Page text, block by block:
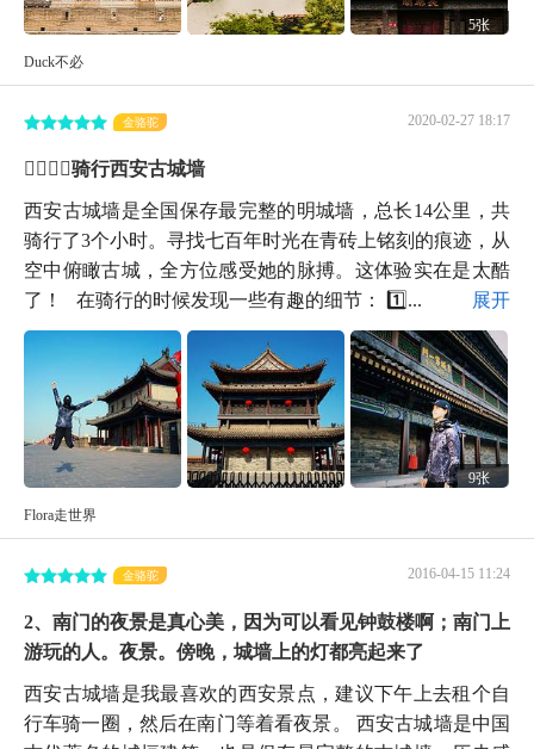
5张
Duck不必
2020-02-27 18:17
金骆驼
🚴‍♀️🚴‍♀️骑行西安古城墙
西安古城墙是全国保存最完整的明城墙，总长14公里，共
骑行了3个小时。寻找七百年时光在青砖上铭刻的痕迹，从
空中俯瞰古城，全方位感受她的脉搏。这体验实在是太酷
了！ 在骑行的时候发现一些有趣的细节： 1️⃣...
展开
9张
Flora走世界
2016-04-15 11:24
金骆驼
2、南门的夜景是真心美，因为可以看见钟鼓楼啊；南门上
游玩的人。夜景。傍晚，城墙上的灯都亮起来了
西安古城墙是我最喜欢的西安景点，建议下午上去租个自
行车骑一圈，然后在南门等着看夜景。 西安古城墙是中国